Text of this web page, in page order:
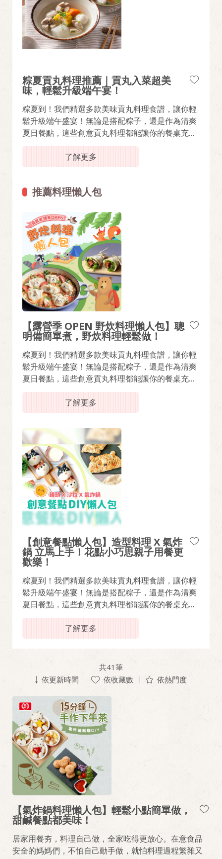
足。備餐變簡單了，省下的時間更能陪家人好好說
頓飯。
你可能也會喜歡：超人氣早餐推薦
粽夏貢丸料理推薦｜貢丸入菜超美
味，輕鬆升級端午宴！
粽夏到！我們精選多款美味貢丸料理食譜，讓你輕
鬆升級端午盛宴！無論是搭配粽子，還是作為清爽
夏日餐點，這些創意貢丸料理都能讓你的餐桌充滿
丸美驚喜！
了解更多
推薦料理懶人包
【露營季 OPEN 野炊料理懶人包】聰
明備簡單煮，野炊料理輕鬆做！
粽夏到！我們精選多款美味貢丸料理食譜，讓你輕
鬆升級端午盛宴！無論是搭配粽子，還是作為清爽
夏日餐點，這些創意貢丸料理都能讓你的餐桌充滿
丸美驚喜！
了解更多
【創意餐點懶人包】造型料理 X 氣炸
鍋 立馬上手！花點小巧思親子用餐更
歡樂！
粽夏到！我們精選多款美味貢丸料理食譜，讓你輕
鬆升級端午盛宴！無論是搭配粽子，還是作為清爽
夏日餐點，這些創意貢丸料理都能讓你的餐桌充滿
丸美驚喜！
了解更多
共41 筆
依更新時間
依收藏數 依熱門度
【氣炸鍋料理懶人包】輕鬆小點簡單做，
甜鹹餐點都美味！
居家用餐夯，料理自己做，全家吃得更放心。在意食品
安全的媽媽們，不怕自己動手做，就怕料理過程繁雜又